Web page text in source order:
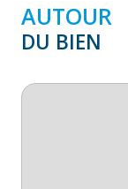
AUTOUR
DU BIEN